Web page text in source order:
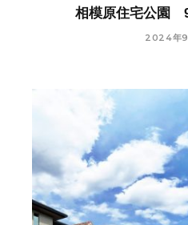
相模原住宅公園
2024年9